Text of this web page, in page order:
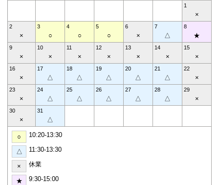
1
×
2
×
3
○
4
○
5
○
6
×
7
△
8
★
9
×
10
×
11
×
12
×
13
×
14
×
15
×
16
×
17
△
18
△
19
△
20
△
21
△
22
×
23
×
24
△
25
△
26
△
27
△
28
△
29
×
30
×
31
△
○ 10:20-13:30
△ 11:30-13:30
× 休業
★ 9:30-15:00